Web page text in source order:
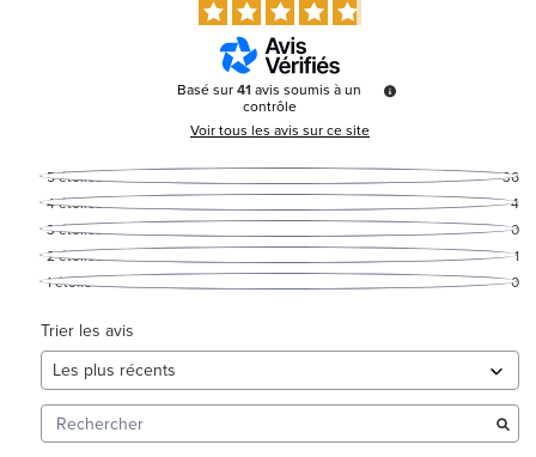
Basé sur41avis soumis à un
contrôle
Voir tous les avis sur ce site
5étoiles
36
4étoiles
4
3étoiles
0
2étoiles
1
1étoile 0
Trier les avis